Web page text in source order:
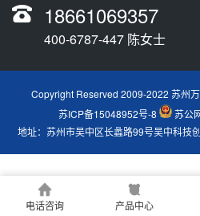
18661069357
400-6787-447 陈女士
Copyright Reserved 2009-2022 苏州
苏ICP备15048952号-8
苏公
地址：苏州市吴中区长蠡路99号吴中科技
电话咨询 产品中心